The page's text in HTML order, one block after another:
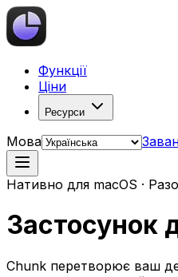
Функції
Ціни
Ресурси
Мова
Нативно для macOS ·
Застосунок
Chunk перетворює ваш